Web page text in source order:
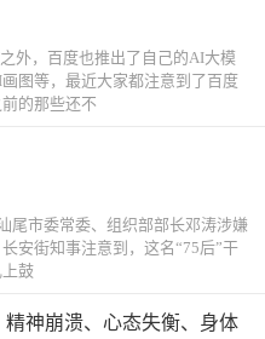
外，百度也推出了自己的AI大模
图等，最近大家都注意到了百度
的那些还不
尾市委常委、组织部部长邓涛涉嫌
安街知事注意到，这名“75后”干
鼓
神崩溃、心态失衡、身体